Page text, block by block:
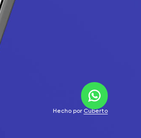
Hecho por Cuberto